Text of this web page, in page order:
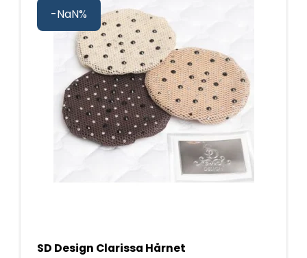
-NaN%
SD Design Clarissa Hårnet